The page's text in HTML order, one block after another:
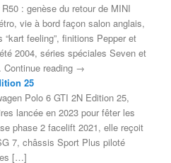
: genèse du retour de MINI
vie à bord façon salon anglais,
feeling”, finitions Pepper et
2004, séries spéciales Seven et
Continue reading →
25
Polo 6 GTI 2N Edition 25,
lancée en 2023 pour fêter les
phase 2 facelift 2021, elle reçoit
7, châssis Sport Plus piloté
[…]